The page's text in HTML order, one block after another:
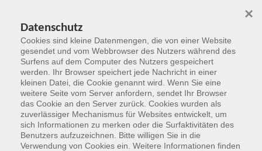
Zum Hauptinhalt springen
Der Kurs konnte nicht gefunden werden.
Datenschutz
Cookies sind kleine Datenmengen, die von einer Website
gesendet und vom Webbrowser des Nutzers während des
Surfens auf dem Computer des Nutzers gespeichert
werden. Ihr Browser speichert jede Nachricht in einer
kleinen Datei, die Cookie genannt wird. Wenn Sie eine
weitere Seite vom Server anfordern, sendet Ihr Browser
das Cookie an den Server zurück. Cookies wurden als
zuverlässiger Mechanismus für Websites entwickelt, um
sich Informationen zu merken oder die Surfaktivitäten des
Benutzers aufzuzeichnen. Bitte willigen Sie in die
Verwendung von Cookies ein. Weitere Informationen finden
×